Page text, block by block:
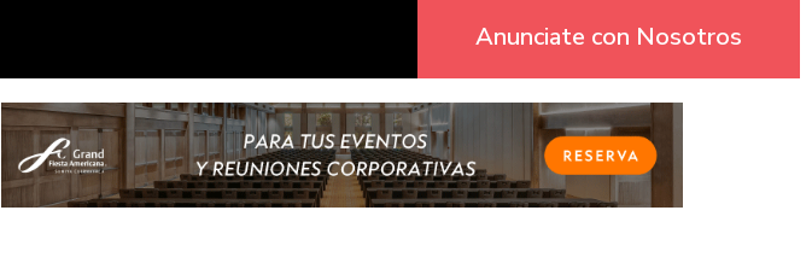
Anunciate con Nosotros